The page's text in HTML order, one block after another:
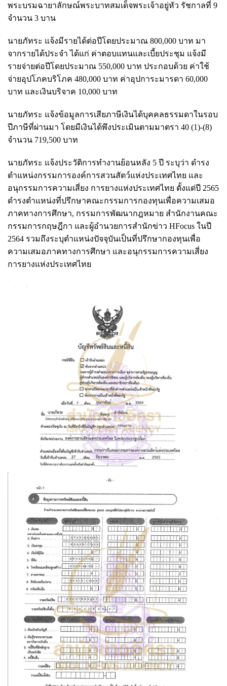
พระบรมฉายาลักษณ์พระบาทสมเด็จพระเจ้าอยู่หัว รัชกาลที่ 9
จำนวน 3 บาน
นายภัทระ แจ้งมีรายได้ต่อปีโดยประมาณ 800,000 บาท มา
จากรายได้ประจำ ได้แก่ ค่าตอบแทนและเบี้ยประชุม แจ้งมี
รายจ่ายต่อปีโดยประมาณ 550,000 บาท ประกอบด้วย ค่าใช้
จ่ายอุปโภคบริโภค 480,000 บาท ค่าอุปการะมารดา 60,000
บาท และเงินบริจาค 10,000 บาท
นายภัทระ แจ้งข้อมูลการเสียภาษีเงินได้บุคคลธรรมดาในรอบ
ปีภาษีที่ผ่านมา โดยมีเงินได้พึงประเมินตามมาตรา 40 (1)-(8)
จำนวน 719,500 บาท
นายภัทระ แจ้งประวัติการทำงานย้อนหลัง 5 ปี ระบุว่า ดำรง
ตำแหน่งกรรมการองค์การสวนสัตว์แห่งประเทศไทย และ
อนุกรรมการความเสี่ยง การยางแห่งประเทศไทย ตั้งแต่ปี 2565
ดำรงตำแหน่งที่ปรึกษาคณะกรรมการกองทุนเพื่อความเสมอ
ภาคทางการศึกษา, กรรมการพัฒนากฎหมาย สำนักงานคณะ
กรรมการกฤษฎีกา และผู้อำนวยการสำนักข่าว HFocus ในปี
2564 รวมถึงระบุตำแหน่งปัจจุบันเป็นที่ปรึกษากองทุนเพื่อ
ความเสมอภาคทางการศึกษา และอนุกรรมการความเสี่ยง
การยางแห่งประเทศไทย